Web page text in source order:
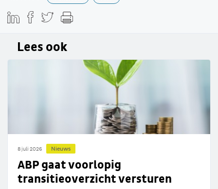
Lees ook
8 juli 2026 Nieuws
ABP gaat voorlopig
transitieoverzicht versturen